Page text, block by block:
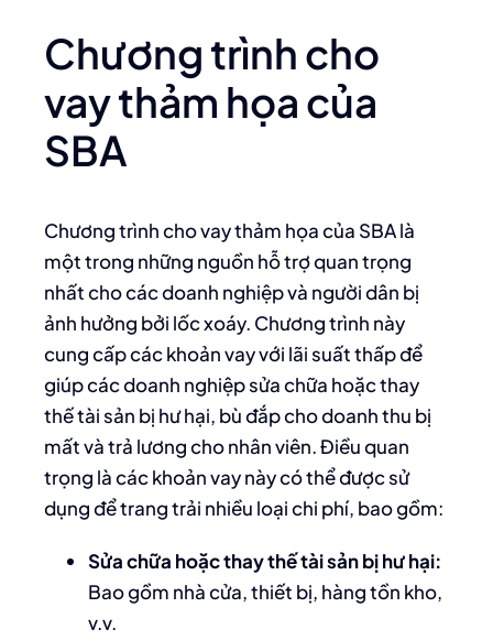
Chương trình cho
vay thảm họa của
SBA
Chương trình cho vay thảm họa của SBA là
một trong những nguồn hỗ trợ quan trọng
nhất cho các doanh nghiệp và người dân bị
ảnh hưởng bởi lốc xoáy. Chương trình này
cung cấp các khoản vay với lãi suất thấp để
giúp các doanh nghiệp sửa chữa hoặc thay
thế tài sản bị hư hại, bù đắp cho doanh thu bị
mất và trả lương cho nhân viên. Điều quan
trọng là các khoản vay này có thể được sử
dụng để trang trải nhiều loại chi phí, bao gồm:
Sửa chữa hoặc thay thế tài sản bị hư hại:
Bao gồm nhà cửa, thiết bị, hàng tồn kho,
v.v.